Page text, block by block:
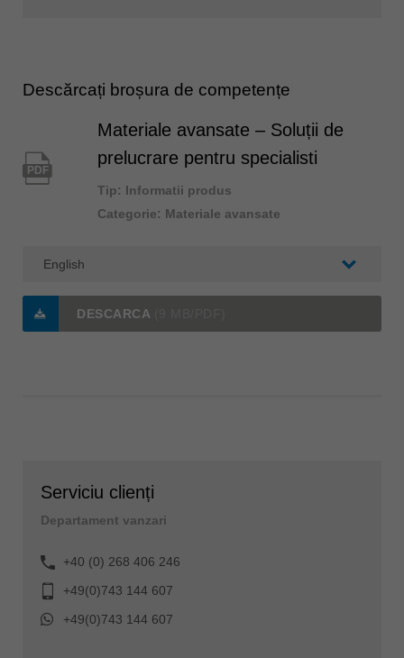
Descărcați broșura de competențe
PDF
Materiale avansate – Soluții de
prelucrare pentru specialisti
Tip: Informatii produs
Categorie: Materiale avansate
DESCARCA
Serviciu clienți
Departament vanzari
+40 (0) 268 406 246
+49(0)743 144 607
+49(0)743 144 607